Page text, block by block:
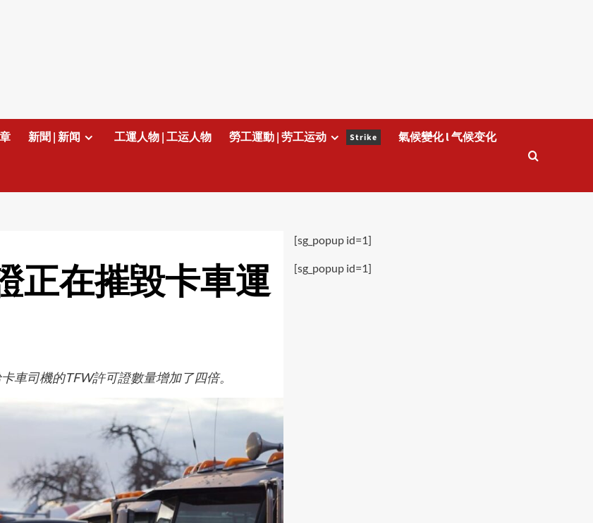
新聞 | 新闻 工運人物 | 工运人物 勞工運動 | 劳工运动 Strike 氣候變化 l 气候变化
正在摧毀卡車運
車司機的TFW許可證數量增加了四倍。
[sg_popup id=1]
[sg_popup id=1]